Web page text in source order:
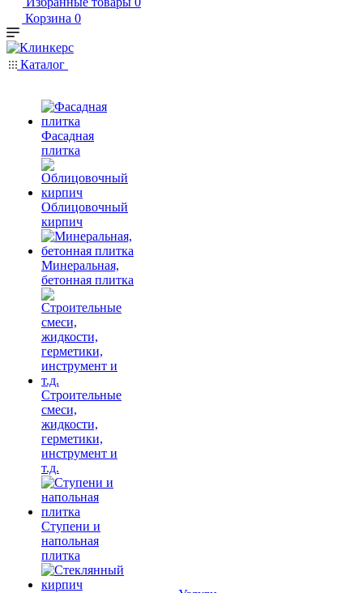
Корзина 0
Каталог
Фасадная
плитка
Облицовочный
кирпич
Минеральная,
бетонная плитка
Строительные
смеси,
жидкости,
герметики,
инструмент и
т.д.
Ступени и
напольная
плитка